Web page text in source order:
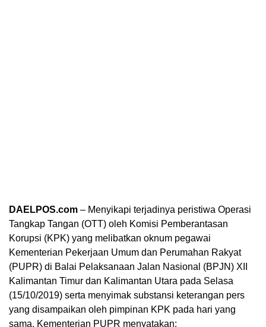
DAELPOS.com – Menyikapi terjadinya peristiwa Operasi
Tangkap Tangan (OTT) oleh Komisi Pemberantasan
Korupsi (KPK) yang melibatkan oknum pegawai
Kementerian Pekerjaan Umum dan Perumahan Rakyat
(PUPR) di Balai Pelaksanaan Jalan Nasional (BPJN) XII
Kalimantan Timur dan Kalimantan Utara pada Selasa
(15/10/2019) serta menyimak substansi keterangan pers
yang disampaikan oleh pimpinan KPK pada hari yang
sama, Kementerian PUPR menyatakan: